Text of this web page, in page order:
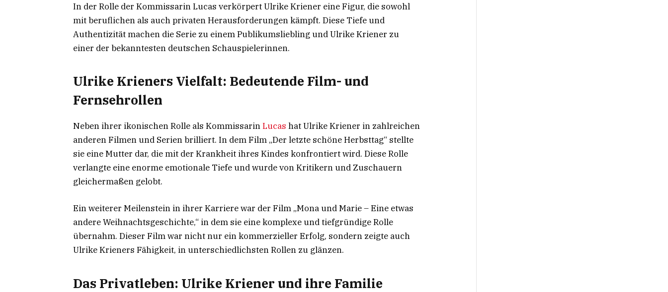
In der Rolle der Kommissarin Lucas verkörpert Ulrike Kriener eine Figur, die sowohl
mit beruflichen als auch privaten Herausforderungen kämpft. Diese Tiefe und
Authentizität machen die Serie zu einem Publikumsliebling und Ulrike Kriener zu
einer der bekanntesten deutschen Schauspielerinnen.
Ulrike Krieners Vielfalt: Bedeutende Film- und
Fernsehrollen
Neben ihrer ikonischen Rolle als KommissarinLucas hat Ulrike Kriener in zahlreichen
anderen Filmen und Serien brilliert. In dem Film „Der letzte schöne Herbsttag“ stellte
sie eine Mutter dar, die mit der Krankheit ihres Kindes konfrontiert wird. Diese Rolle
verlangte eine enorme emotionale Tiefe und wurde von Kritikern und Zuschauern
gleichermaßen gelobt.
Ein weiterer Meilenstein in ihrer Karriere war der Film „Mona und Marie – Eine etwas
andere Weihnachtsgeschichte,“ in dem sie eine komplexe und tiefgründige Rolle
übernahm. Dieser Film war nicht nur ein kommerzieller Erfolg, sondern zeigte auch
Ulrike Krieners Fähigkeit, in unterschiedlichsten Rollen zu glänzen.
Das Privatleben: Ulrike Kriener und ihre Familie